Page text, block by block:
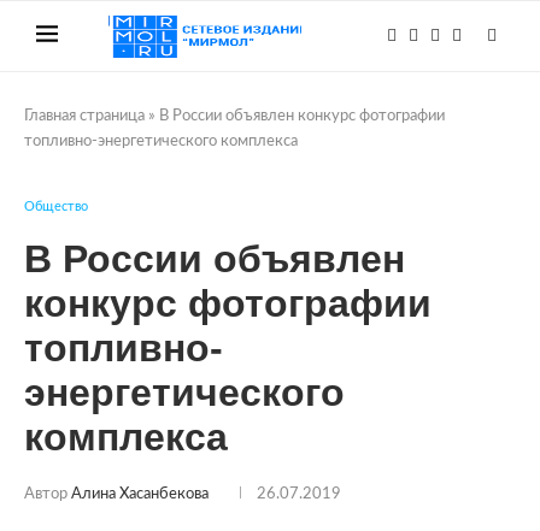
Главная страница » В России объявлен конкурс фотографии
топливно-энергетического комплекса
Общество
В России объявлен
конкурс фотографии
топливно-
энергетического
комплекса
Автор Алина Хасанбекова 26.07.2019